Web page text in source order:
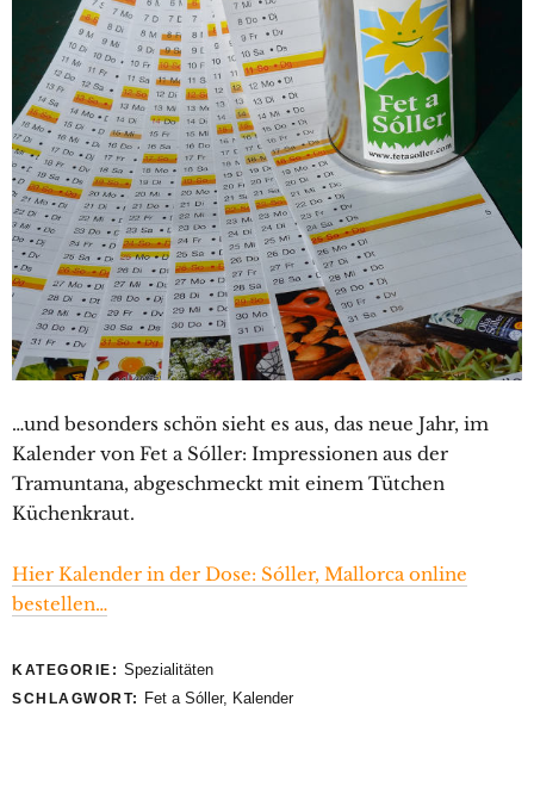
…und besonders schön sieht es aus, das neue Jahr, im
Kalender von Fet a Sóller: Impressionen aus der
Tramuntana, abgeschmeckt mit einem Tütchen
Küchenkraut.
Hier Kalender in der Dose: Sóller, Mallorca online
bestellen…
KATEGORIE: Spezialitäten
SCHLAGWORT: Fet a Sóller, Kalender